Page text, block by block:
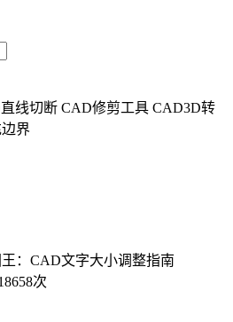
线切断 CAD修剪工具 CAD3D转
界
：CAD文字大小调整指南
次